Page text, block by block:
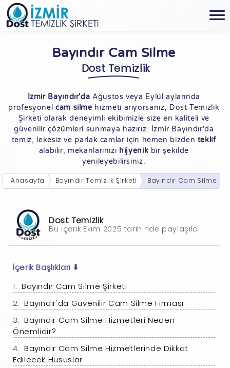
Bayındır Cam Silme
Dost Temizlik
İzmir Bayındır'da Ağustos veya Eylül aylarında
profesyonelcam silme hizmeti arıyorsanız, Dost Temizlik
Şirketi olarak deneyimli ekibimizle size en kaliteli ve
güvenilir çözümleri sunmaya hazırız. İzmir Bayındır'da
temiz, lekesiz ve parlak camlar için hemen bizden teklif
alabilir, mekanlarınızı hijyenik bir şekilde
yenileyebilirsiniz.
Anasayfa Bayındır Temizlik Şirketi Bayındır Cam Silme
Dost Temizlik
Bu içerik Ekim 2025 tarihinde paylaşıldı.
İçerik Başlıkları ⬇️
Bayındır Cam Silme Şirketi
Bayındır'da Güvenilir Cam Silme Firması
Bayındır Cam Silme Hizmetleri Neden
Önemlidir?
Bayındır Cam Silme Hizmetlerinde Dikkat
Edilecek Hususlar